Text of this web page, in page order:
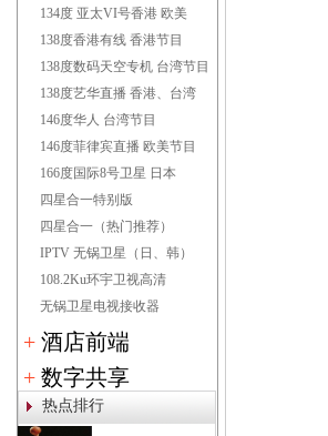
134度 亚太VI号香港 欧美
138度香港有线 香港节目
138度数码天空专机 台湾节目
138度艺华直播 香港、台湾
146度华人 台湾节目
146度菲律宾直播 欧美节目
166度国际8号卫星 日本
四星合一特别版
四星合一（热门推荐）
IPTV 无锅卫星（日、韩）
108.2Ku环宇卫视高清
无锅卫星电视接收器
+ 酒店前端
+ 数字共享
热点排行